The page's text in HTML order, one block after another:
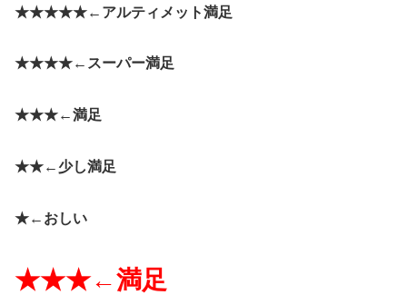
★★★★★← アルティメット満足
★★★★← スーパー満足
★★★←満足
★★← 少し満足
★← おしい
★★★←満足